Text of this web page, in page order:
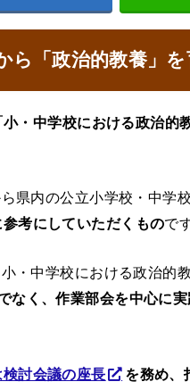
ら「政治的教養」
小・中学校における政治
県内の公立小学校・中学
考にしていただくもので
・中学校における政治的
なく、作業部会を中心に
検討会議の座長
を務め、